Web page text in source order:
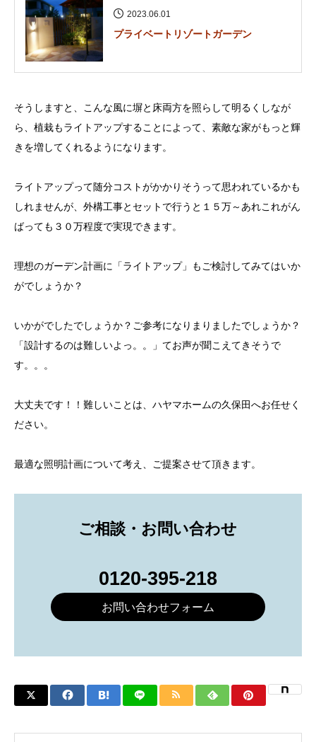
2023.06.01
プライベートリゾートガーデン
そうしますと、こんな風に塀と床両方を照らして明るくしなが
ら、植栽もライトアップすることによって、素敵な家がもっと輝
きを増してくれるようになります。
ライトアップって随分コストがかかりそうって思われているかも
しれませんが、外構工事とセットで行うと１５万～あれこれがん
ばっても３０万程度で実現できます。
理想のガーデン計画に「ライトアップ」もご検討してみてはいか
がでしょうか？
いかがでしたでしょうか？ご参考になりまりましたでしょうか？
「設計するのは難しいよっ。。」てお声が聞こえてきそうで
す。。。
大丈夫です！！難しいことは、ハヤマホームの久保田へお任せく
ださい。
最適な照明計画について考え、ご提案させて頂きます。
ご相談・お問い合わせ
0120-395-218
お問い合わせフォーム